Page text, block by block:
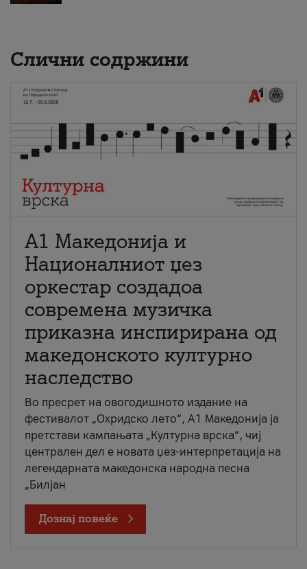
Слични содржини
А1 Македонија и
Националниот џез
оркестар создадоа
современа музичка
приказна инспирирана од
македонското културно
наследство
Во пресрет на овогодишното издание на
фестивалот „Охридско лето“, А1 Македонија ја
претстави кампањата „Културна врска“, чиј
централен дел е новата џез-интерпретација на
легендарната македонска народна песна
„Билјан
Дознај повеќе